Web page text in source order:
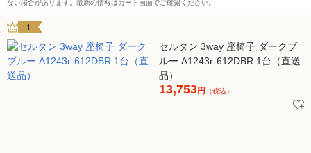
ない場合があります。最新の情報はカート画面でご確認ください。
1
セルタン 3way 座椅子 ダークブ
ルー A1243r-612DBR 1台（直送
品）
13,753円 （税込）